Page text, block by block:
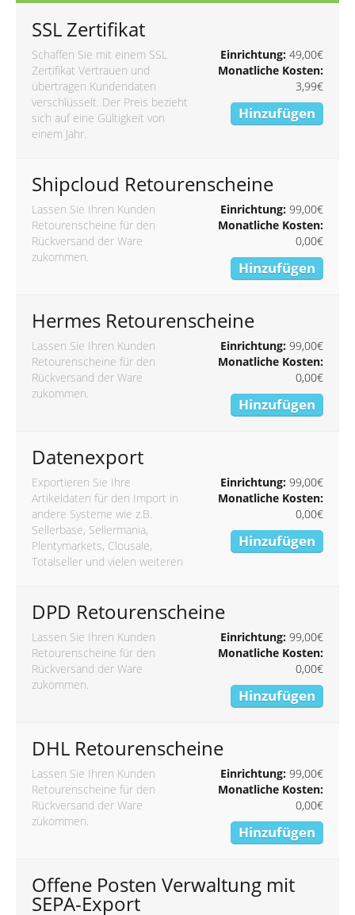
SSL Zertifikat
Schaffen Sie mit einem SSL
Zertifikat Vertrauen und
übertragen Kundendaten
verschlüsselt. Der Preis bezieht
sich auf eine Gültigkeit von
einem Jahr.
Einrichtung:49,00€
Monatliche Kosten:
3,99€
Hinzufügen
Shipcloud Retourenscheine
Lassen Sie Ihren Kunden
Retourenscheine für den
Rückversand der Ware
zukommen.
Einrichtung:99,00€
Monatliche Kosten:
0,00€
Hinzufügen
Hermes Retourenscheine
Lassen Sie Ihren Kunden
Retourenscheine für den
Rückversand der Ware
zukommen.
Einrichtung:99,00€
Monatliche Kosten:
0,00€
Hinzufügen
Datenexport
Exportieren Sie Ihre
Artikeldaten für den Import in
andere Systeme wie z.B.
Sellerbase, Sellermania,
Plentymarkets, Clousale,
Totalseller und vielen weiteren
Einrichtung:99,00€
Monatliche Kosten:
0,00€
Hinzufügen
DPD Retourenscheine
Lassen Sie Ihren Kunden
Retourenscheine für den
Rückversand der Ware
zukommen.
Einrichtung:99,00€
Monatliche Kosten:
0,00€
Hinzufügen
DHL Retourenscheine
Lassen Sie Ihren Kunden
Retourenscheine für den
Rückversand der Ware
zukommen.
Einrichtung:99,00€
Monatliche Kosten:
0,00€
Hinzufügen
Offene Posten Verwaltung mit
SEPA-Export